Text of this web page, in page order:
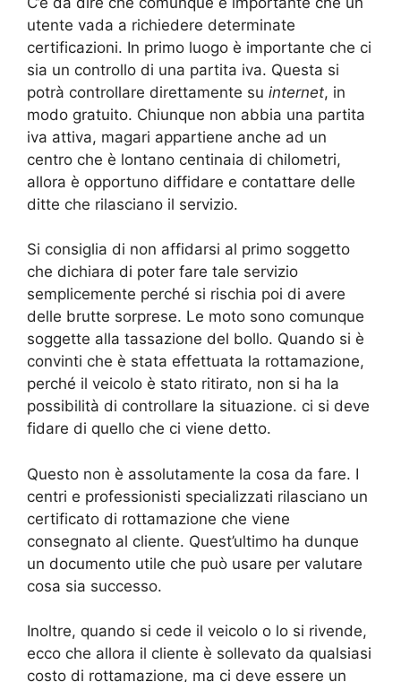
utente vada a richiedere determinate
certificazioni. In primo luogo è importante che ci
sia un controllo di una partita iva. Questa si
potrà controllare direttamente su internet, in
modo gratuito. Chiunque non abbia una partita
iva attiva, magari appartiene anche ad un
centro che è lontano centinaia di chilometri,
allora è opportuno diffidare e contattare delle
ditte che rilasciano il servizio.
Si consiglia di non affidarsi al primo soggetto
che dichiara di poter fare tale servizio
semplicemente perché si rischia poi di avere
delle brutte sorprese. Le moto sono comunque
soggette alla tassazione del bollo. Quando si è
convinti che è stata effettuata la rottamazione,
perché il veicolo è stato ritirato, non si ha la
possibilità di controllare la situazione. ci si deve
fidare di quello che ci viene detto.
Questo non è assolutamente la cosa da fare. I
centri e professionisti specializzati rilasciano un
certificato di rottamazione che viene
consegnato al cliente. Quest’ultimo ha dunque
un documento utile che può usare per valutare
cosa sia successo.
Inoltre, quando si cede il veicolo o lo si rivende,
ecco che allora il cliente è sollevato da qualsiasi
costo di rottamazione, ma ci deve essere un